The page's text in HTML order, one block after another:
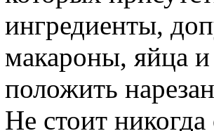
ингредиенты,
макароны, яйца и
положить
Не стоит